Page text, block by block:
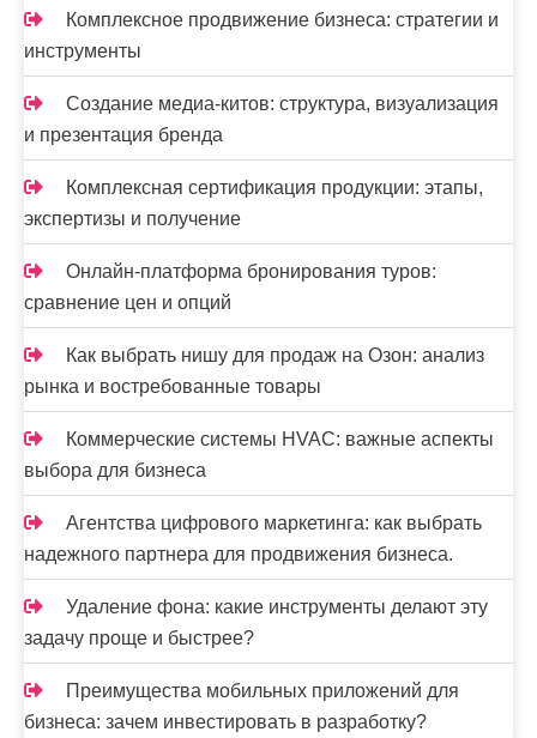
Комплексное продвижение бизнеса: стратегии и
инструменты
Создание медиа-китов: структура, визуализация
и презентация бренда
Комплексная сертификация продукции: этапы,
экспертизы и получение
Онлайн-платформа бронирования туров:
сравнение цен и опций
Как выбрать нишу для продаж на Озон: анализ
рынка и востребованные товары
Коммерческие системы HVAC: важные аспекты
выбора для бизнеса
Агентства цифрового маркетинга: как выбрать
надежного партнера для продвижения бизнеса.
Удаление фона: какие инструменты делают эту
задачу проще и быстрее?
Преимущества мобильных приложений для
бизнеса: зачем инвестировать в разработку?